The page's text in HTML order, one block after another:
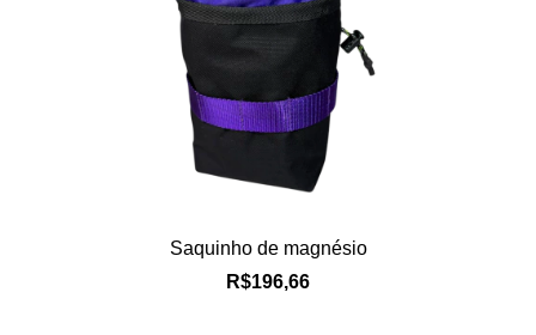
Saquinho de magnésio
R$196,66